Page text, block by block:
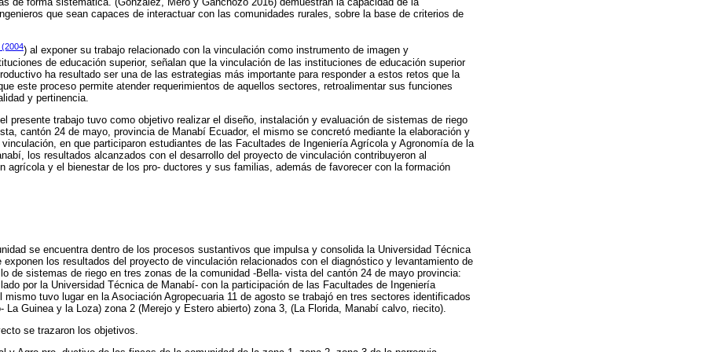
que sean capaces de interactuar con las comunidades rurales, sobre la base de criterios de
) al exponer su trabajo relacionado con la vinculación como instrumento de imagen y
de educación superior, señalan que la vinculación de las instituciones de educación superior
ha resultado ser una de las estrategias más importante para responder a estos retos que la
este proceso permite atender requerimientos de aquellos sectores, retroalimentar sus funciones
y pertinencia.
presente trabajo tuvo como objetivo realizar el diseño, instalación y evaluación de sistemas de riego
cantón 24 de mayo, provincia de Manabí Ecuador, el mismo se concretó mediante la elaboración y
en que participaron estudiantes de las Facultades de Ingeniería Agrícola y Agronomía de la
los resultados alcanzados con el desarrollo del proyecto de vinculación contribuyeron al
agrícola y el bienestar de los pro- ductores y sus familias, además de favorecer con la formación
se encuentra dentro de los procesos sustantivos que impulsa y consolida la Universidad Técnica
los resultados del proyecto de vinculación relacionados con el diagnóstico y levantamiento de
de sistemas de riego en tres zonas de la comunidad -Bella- vista del cantón 24 de mayo provincia:
por la Universidad Técnica de Manabí- con la participación de las Facultades de Ingeniería
tuvo lugar en la Asociación Agropecuaria 11 de agosto se trabajó en tres sectores identificados
La Guinea y la Loza) zona 2 (Merejo y Estero abierto) zona 3, (La Florida, Manabí calvo, riecito).
se trazaron los objetivos.